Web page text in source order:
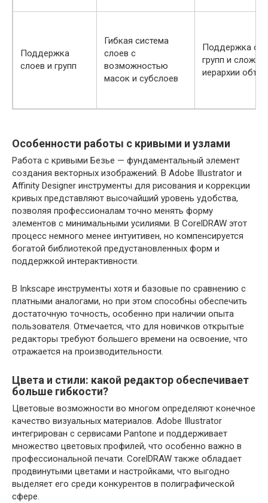
Поддержка
слоев и групп
Гибкая система
слоев с
возможностью
масок и субслоев
Поддержка
групп и
иерархии
Особенности работы с кривыми и узлами
Работа с кривыми Безье — фундаментальный элемент
создания векторных изображений. В Adobe Illustrator и
Affinity Designer инструменты для рисования и коррекции
кривых представляют высочайший уровень удобства,
позволяя профессионалам точно менять форму
элементов с минимальными усилиями. В CorelDRAW этот
процесс немного менее интуитивен, но компенсируется
богатой библиотекой предустановленных форм и
поддержкой интерактивности.
В Inkscape инструменты хотя и базовые по сравнению с
платными аналогами, но при этом способны обеспечить
достаточную точность, особенно при наличии опыта
пользователя. Отмечается, что для новичков открытые
редакторы требуют большего времени на освоение, что
отражается на производительности.
Цвета и стили: какой редактор обеспечивает
больше гибкости?
Цветовые возможности во многом определяют конечное
качество визуальных материалов. Adobe Illustrator
интегрирован с сервисами Pantone и поддерживает
множество цветовых профилей, что особенно важно в
профессиональной печати. CorelDRAW также обладает
продвинутыми цветами и настройками, что выгодно
выделяет его среди конкурентов в полиграфической
сфере.